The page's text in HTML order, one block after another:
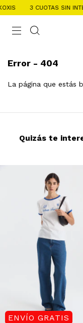
3 CUOTAS SIN
Error - 404
La página que estás
Quizás te
ENVÍO GRATIS